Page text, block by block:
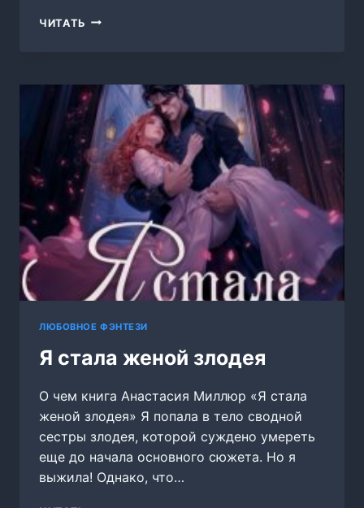
ЧИТАТЬ РОГАТАЯ
ДРАКОНА
ЛЮБОВНОЕ ФЭНТЕЗИ
Я стала женой злодея
О чем книга Анастасия Миллюр «Я стала
женой злодея» Я попала в тело сводной
сестры злодея, которой суждено умереть
еще до начала основного сюжета. Но я
выжила! Однако, что…